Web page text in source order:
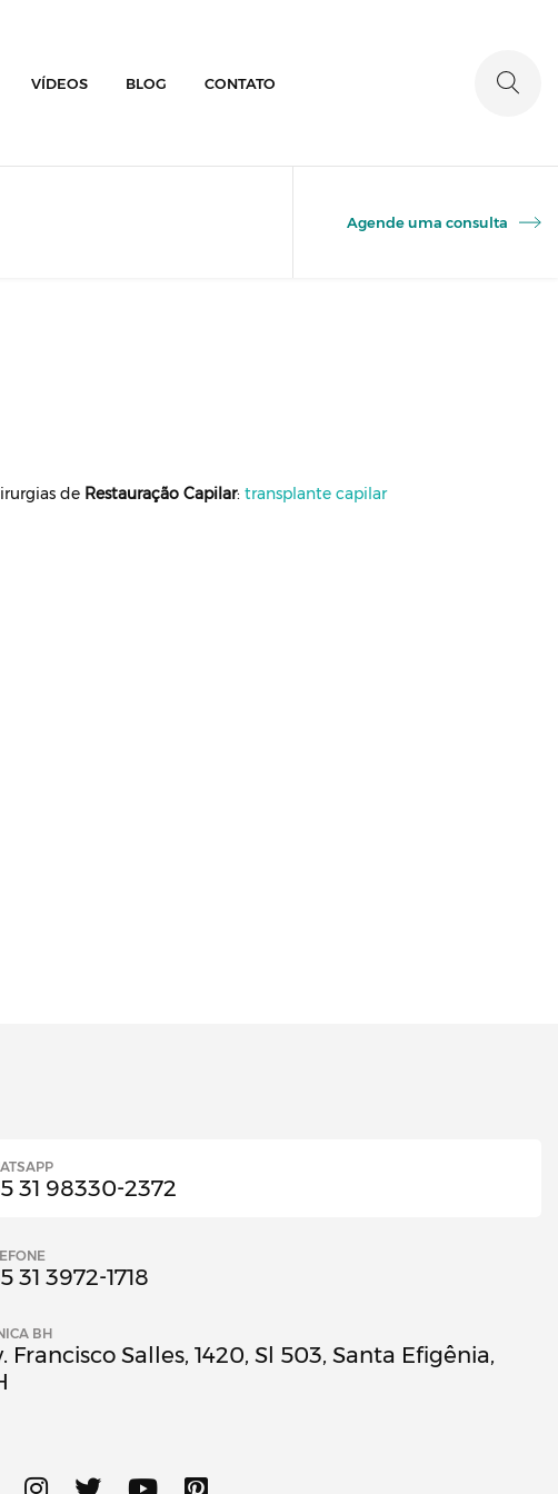
VÍDEOS BLOG CONTATO
Agende uma consulta
de Restauração Capilar: transplante capilar
31 98330-2372
31 3972-1718
BH
Francisco Salles, 1420, Sl 503, Santa Efigênia,